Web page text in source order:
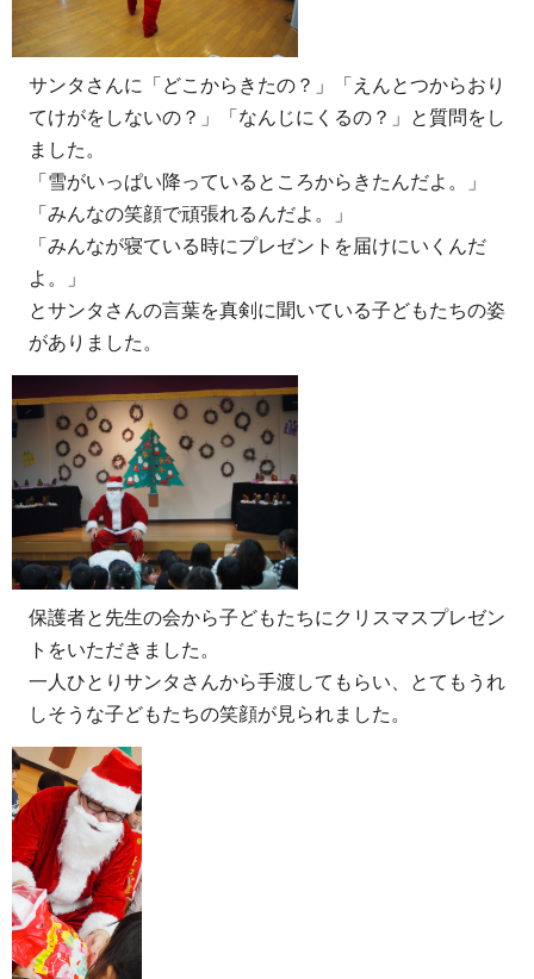
サンタさんに「どこからきたの？」「えんとつからおり
てけがをしないの？」「なんじにくるの？」と質問をし
ました。
「雪がいっぱい降っているところからきたんだよ。」
「みんなの笑顔で頑張れるんだよ。」
「みんなが寝ている時にプレゼントを届けにいくんだ
よ。」
とサンタさんの言葉を真剣に聞いている子どもたちの姿
がありました。
保護者と先生の会から子どもたちにクリスマスプレゼン
トをいただきました。
一人ひとりサンタさんから手渡してもらい、とてもうれ
しそうな子どもたちの笑顔が見られました。